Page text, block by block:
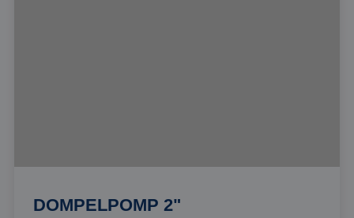
DOMPELPOMP 2"